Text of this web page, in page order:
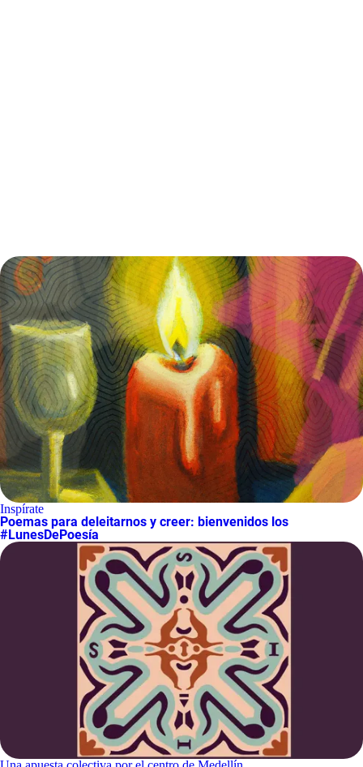
Inspírate
Poemas para deleitarnos y creer: bienvenidos los
#LunesDePoesía